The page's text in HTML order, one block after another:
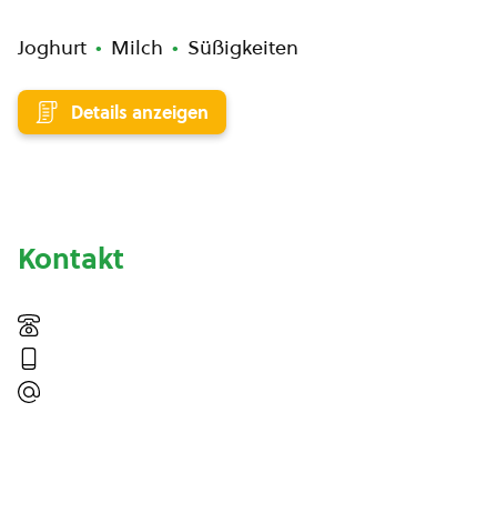
Joghurt Milch Süßigkeiten
Details anzeigen
Kontakt